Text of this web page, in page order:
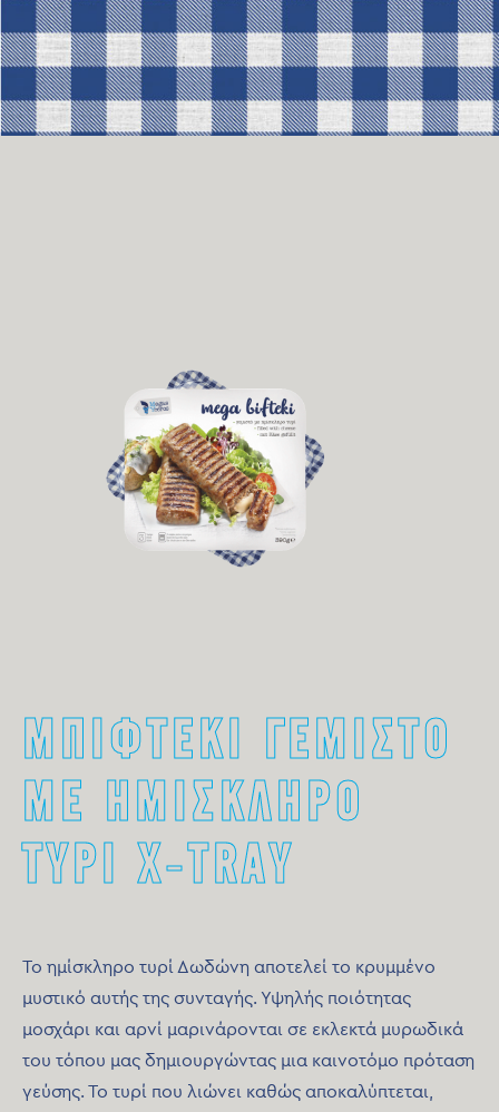
ΜΠΙΦΤΕΚΙ ΓΕΜΙΣΤΟ
ΜΕ ΗΜΙΣΚΛΗΡΟ
ΤΥΡΙ X-TRAY
Το ημίσκληρο τυρί Δωδώνη αποτελεί το κρυμμένο
μυστικό αυτής της συνταγής. Υψηλής ποιότητας
μοσχάρι και αρνί μαρινάρονται σε εκλεκτά μυρωδικά
του τόπου μας δημιουργώντας μια καινοτόμο πρόταση
γεύσης. Το τυρί που λιώνει καθώς αποκαλύπτεται,